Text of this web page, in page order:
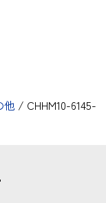
他 / CHHM10-6145-